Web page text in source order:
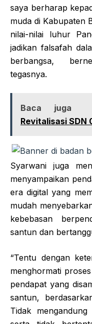
saya berharap
muda di Kabupaten
nilai-nilai luhur
jadikan falsafah
berbangsa,
tegasnya.
Baca juga
Revitalisasi SDN
Syarwani juga
menyampaikan
era digital yang
mudah
kebebasan
santun dan
“Tentu dengan
menghormati
pendapat yang
santun,
Tidak